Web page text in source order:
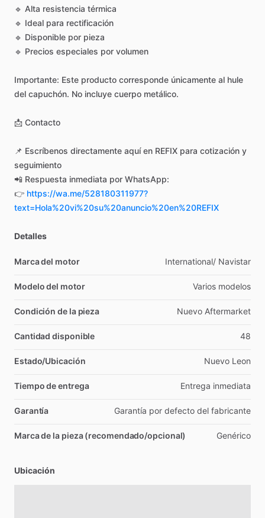
🔹 Alta resistencia térmica
🔹 Ideal para rectificación
🔹 Disponible por pieza
🔹 Precios especiales por volumen
Importante: Este producto corresponde únicamente al hule
del capuchón. No incluye cuerpo metálico.
📩 Contacto
📌 Escríbenos directamente aquí en REFIX para cotización y
seguimiento
📲 Respuesta inmediata por WhatsApp:
👉 https://wa.me/528180311977?
text=Hola%20vi%20su%20anuncio%20en%20REFIX
Detalles
Marca del motor International​/​ Navistar
Modelo del motor Varios modelos
Condición de la pieza Nuevo Aftermarket
Cantidad disponible 48
Estado/Ubicación Nuevo Leon
Tiempo de entrega Entrega inmediata
Garantía Garantía por defecto del fabricante
Marca de la pieza (recomendado/opcional) Genérico
Ubicación